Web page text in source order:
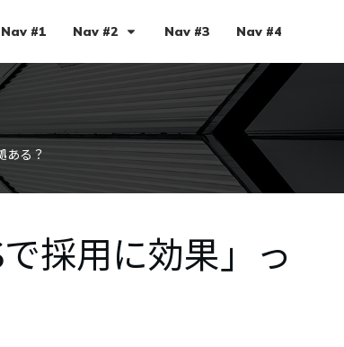
Nav #1 Nav #2 Nav #3 Nav #4
ある？
採用に効果」っ